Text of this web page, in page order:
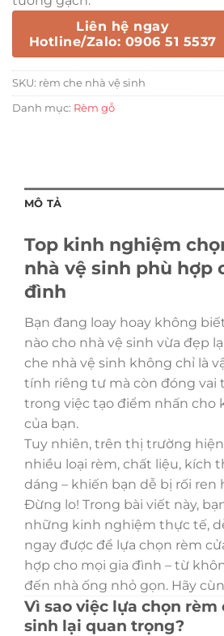
Liên hệ ngay
Hotline/Zalo: 0906 51 5537
SKU: rèm che nhà vệ sinh
Danh mục: Rèm gỗ
MÔ TẢ
Top kinh nghiệm
nhà vệ sinh phù hợp
đình
Bạn đang loay hoay không
nào cho nhà vệ sinh vừa đẹp
che nhà vệ sinh không chỉ là
tính riêng tư mà còn đóng vai
trong việc tạo điểm nhấn cho
của bạn.
Tuy nhiên, trên thị trường
nhiều loại rèm, chất liệu, kích
dáng – khiến bạn dễ bị rối ren
Đừng lo! Trong bài viết này,
những kinh nghiệm thực tế,
ngay được để lựa chọn rèm
hợp cho mọi gia đình – từ
đến nhà ống nhỏ gọn. Hãy
Vì sao việc lựa chọn rèm
sinh lại quan trọng?